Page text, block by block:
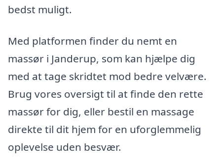
bedst muligt.
Med platformen finder du nemt en
massør i Janderup, som kan hjælpe dig
med at tage skridtet mod bedre velvære.
Brug vores oversigt til at finde den rette
massør for dig, eller bestil en massage
direkte til dit hjem for en uforglemmelig
oplevelse uden besvær.